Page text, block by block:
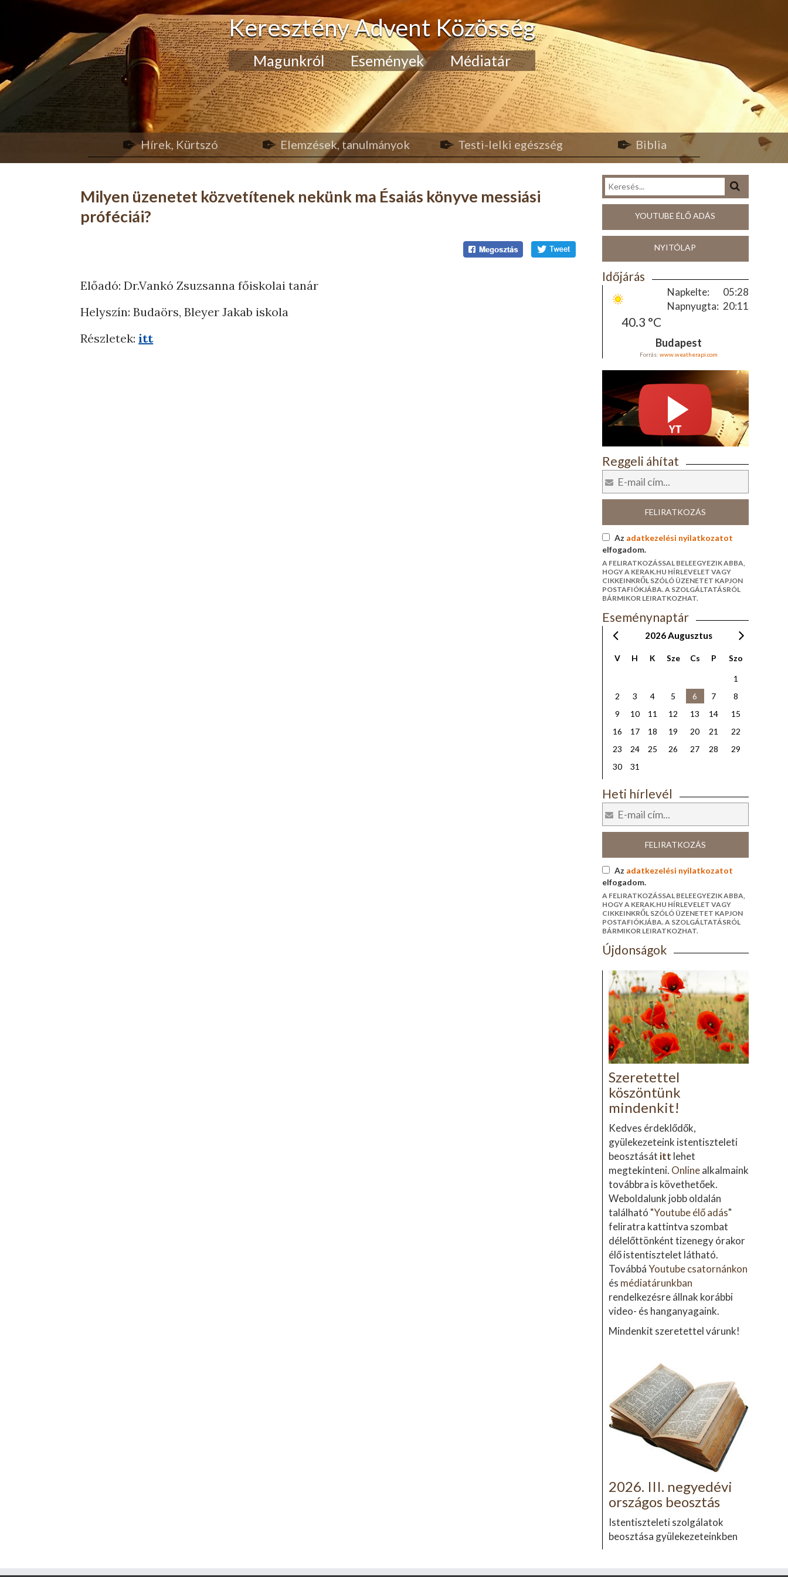
Keresztény Advent Közösség
Magunkról Események Médiatár
Hírek, Kürtszó Elemzések, tanulmányok Testi-lelki egészség Biblia
Milyen üzenetet közvetítenek nekünk ma Ésaiás könyve messiási
próféciái?
Előadó: Dr.Vankó Zsuzsanna főiskolai tanár
Helyszín: Budaörs, Bleyer Jakab iskola
Részletek:itt
YOUTUBE ÉLŐ ADÁS
NYITÓLAP
Időjárás
40.3 °C
Napkelte:
05:28
Napnyugta: 20:11
Budapest
Forrás: www.weatherapi.com
Reggeli áhítat
FELIRATKOZÁS
Az adatkezelési nyilatkozatot
elfogadom.
A FELIRATKOZÁSSAL BELEEGYEZIK ABBA,
HOGY A KERAK.HU HÍRLEVELET VAGY
CIKKEINKRŐL SZÓLÓ ÜZENETET KAPJON
POSTAFIÓKJÁBA. A SZOLGÁLTATÁSRÓL
BÁRMIKOR LEIRATKOZHAT.
Eseménynaptár
2026Augusztus
V H K Sze Cs P Szo
1
2
3 4 5 6 7
8
9
10 11 12 13 14
15
16
17 18 19 20 21
22
23
24 25 26 27 28
29
30
31
Heti hírlevél
FELIRATKOZÁS
Az adatkezelési nyilatkozatot
elfogadom.
A FELIRATKOZÁSSAL BELEEGYEZIK ABBA,
HOGY A KERAK.HU HÍRLEVELET VAGY
CIKKEINKRŐL SZÓLÓ ÜZENETET KAPJON
POSTAFIÓKJÁBA. A SZOLGÁLTATÁSRÓL
BÁRMIKOR LEIRATKOZHAT.
Újdonságok
Szeretettel
köszöntünk
mindenkit!
Kedves érdeklődők,
gyülekezeteink istentiszteleti
beosztását itt lehet
megtekinteni. Onlinealkalmaink
továbbra is követhetőek.
Weboldalunk jobb oldalán
található "Youtube élő adás"
feliratra kattintva szombat
délelőttönként tizenegy órakor
élő istentisztelet látható.
TovábbáYoutube csatornánkon
és médiatárunkban
rendelkezésre állnak korábbi
video- és hanganyagaink.
Mindenkit szeretettel várunk!
2026. III. negyedévi
országos beosztás
Istentiszteleti szolgálatok
beosztása gyülekezeteinkben